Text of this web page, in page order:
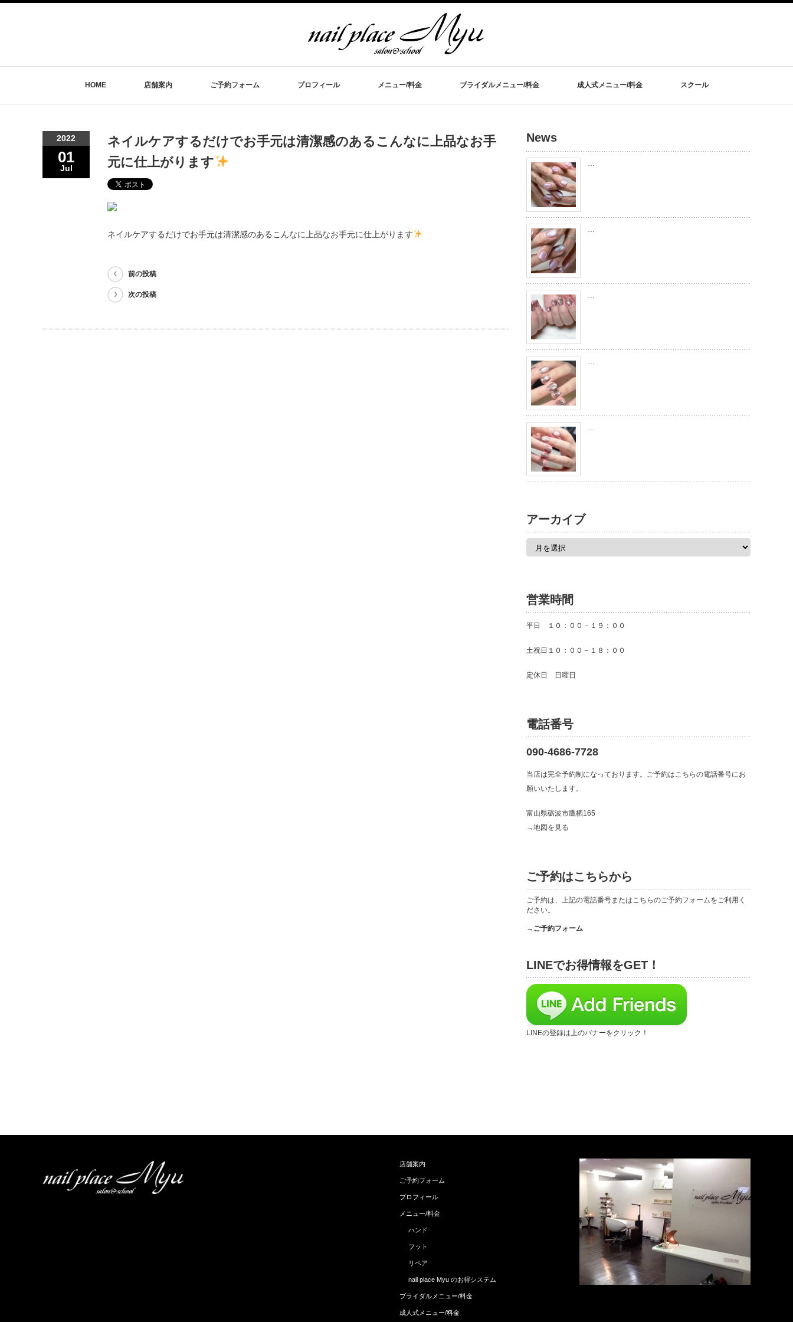
HOME 店舗案内 ご予約フォーム プロフィール メニュー/料金 ブライダルメニュー/料金 成人式メニュー/料金 スクール
2022
01
Jul
ネイルケアするだけでお手元は清潔感のあるこんなに上品なお手
元に仕上がります
ネイルケアするだけでお手元は清潔感のあるこんなに上品なお手元に仕上がります
前の投稿
次の投稿
News
…
…
…
…
…
アーカイブ
営業時間
平日 １０：００－１９：００
土祝日１０：００－１８：００
定休日 日曜日
電話番号
090-4686-7728
当店は完全予約制になっております。ご予約はこちらの電話番号にお
願いいたします。
富山県砺波市鷹栖165
→地図を見る
ご予約はこちらから
ご予約は、上記の電話番号またはこちらのご予約フォームをご利用く
ださい。
→ご予約フォーム
LINEでお得情報をGET！
LINEの登録は上のバナーをクリック！
店舗案内
ご予約フォーム
プロフィール
メニュー/料金
ハンド
フット
リペア
nail place Myu のお得システム
ブライダルメニュー/料金
成人式メニュー/料金